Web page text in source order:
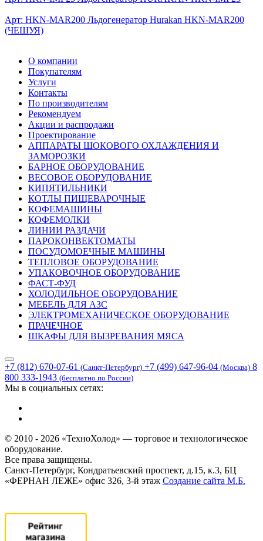
Арт: HKN-MAR200 Льдогенератор Hurakan HKN-MAR200
(ЧЕШУЯ)
О компании
Покупателям
Услуги
Контакты
По производителям
Рекомендуем
Акции и распродажи
Проектирование
АППАРАТЫ ШОКОВОГО ОХЛАЖДЕНИЯ И
ЗАМОРОЗКИ
БАРНОЕ ОБОРУДОВАНИЕ
ВЕСОВОЕ ОБОРУДОВАНИЕ
КИПЯТИЛЬНИКИ
КОТЛЫ ПИЩЕВАРОЧНЫЕ
КОФЕМАШИНЫ
КОФЕМОЛКИ
ЛИНИИ РАЗДАЧИ
ПАРОКОНВЕКТОМАТЫ
ПОСУДОМОЕЧНЫЕ МАШИНЫ
ТЕПЛОВОЕ ОБОРУДОВАНИЕ
УПАКОВОЧНОЕ ОБОРУДОВАНИЕ
ФАСТ-ФУД
ХОЛОДИЛЬНОЕ ОБОРУДОВАНИЕ
МЕБЕЛЬ ДЛЯ АЗС
ЭЛЕКТРОМЕХАНИЧЕСКОЕ ОБОРУДОВАНИЕ
ПРАЧЕЧНОЕ
ШКАФЫ ДЛЯ ВЫЗРЕВАНИЯ МЯСА
+7 (812) 670-07-61 (Санкт-Петербург) +7 (499) 647-96-04 (Москва) 8
800 333-1943 (бесплатно по России)
Мы в социальных сетях:
© 2010 - 2026 «ТехноХолод» — торговое и технологическое
оборудование.
Все права защищены.
Санкт-Петербург, Кондратьевский проспект, д.15, к.3, БЦ
«ФЕРНАН ЛЕЖЕ» офис 326, 3-й этаж Создание сайта М.Б.